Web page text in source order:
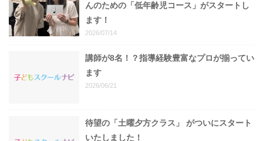
んのための「低年齢児コース」がスタートし
ます！
2026/07/14
講師が8名！？指導経験豊富なプロが揃ってい
ます
2026/06/21
待望の「土曜夕方クラス」 がついにスタート
いたしました！